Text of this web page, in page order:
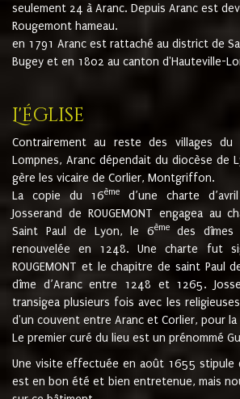
seulement 24 à Aranc. Depuis Aranc est
Rougemont hameau.
en 1791 Aranc est rattaché au district de
Bugey et en 1802 au canton d'Hauteville-
L'église
Contrairement au reste des villages du
Lompnes, Aranc dépendait du diocèse de
gère les vicaire de Corlier, Montgriffon.
La copie du 16ème
d’une charte
Josserand de ROUGEMONT engagea au
Saint Paul de Lyon, le 6èmedes dîmes
renouvelée en 1248. Une charte fut
ROUGEMONT et le chapitre de saint Paul
dîme d’Aranc entre 1248 et 1265.
transigea plusieurs fois avec les
d'un couvent entre Aranc et Corlier, pour la
Le premier curé du lieu est un prénommé
Une visite effectuée en août 1655 stipule
est en bon été et bien entretenue, mais